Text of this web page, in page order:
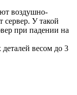
воздушно-
сервер. У такой
при падении на
весом до 3